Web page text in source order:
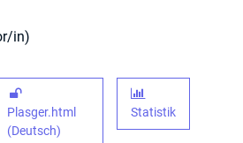
in
Plasger.html
(Deutsch)
Statistik